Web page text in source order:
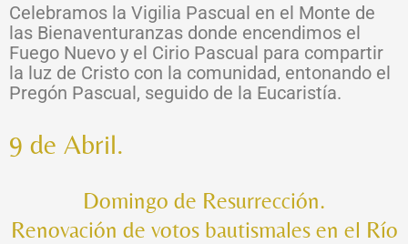
Celebramos la Vigilia Pascual en el Monte de
las Bienaventuranzas donde encendimos el
Fuego Nuevo y el Cirio Pascual para compartir
la luz de Cristo con la comunidad, entonando el
Pregón Pascual, seguido de la Eucaristía.
9 de Abril.
Domingo de Resurrección.
Renovación de votos bautismales en el Río